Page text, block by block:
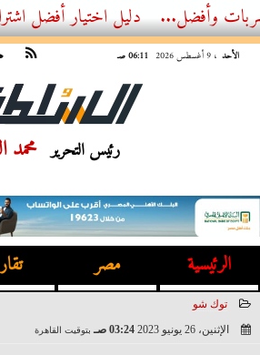
الأحد ، 9 أغسطس 2026 06:11 صـ
رئيس التحرير محمد
الرئيسية مصر
توك شو
الإثنين، 26 يونيو 2023
03:24 صـ بتوقيت القاهرة